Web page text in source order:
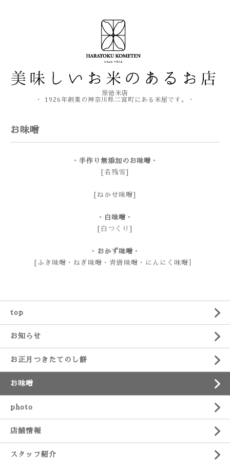
原徳米店
・ 1926年創業の神奈川県二宮町にある米屋です。・
お味噌
・手作り無添加のお味噌・
[名残雪]
[ねかせ味噌]
・白味噌・
[白つくり]
・おかず味噌・
[ふき味噌・ねぎ味噌・青唐味噌・にんにく味噌］
top
お知らせ
お正月つきたてのし餅
お味噌
photo
店舗情報
スタッフ紹介